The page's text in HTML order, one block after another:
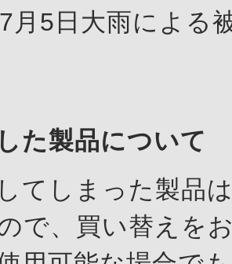
月5日大雨による
た製品について
てしまった製品
で、買い替えを